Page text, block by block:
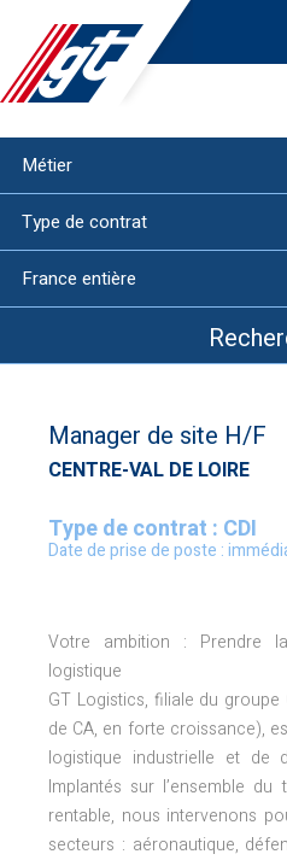
Manager de site H/F
CENTRE-VAL DE LOIRE
Type de contrat : CDI
Date de prise de poste :
Votre ambition : Prendre
logistique
GT Logistics, filiale du
de CA, en forte croissance),
logistique industrielle et de
Implantés sur l’ensemble
rentable, nous intervenons
secteurs : aéronautique,